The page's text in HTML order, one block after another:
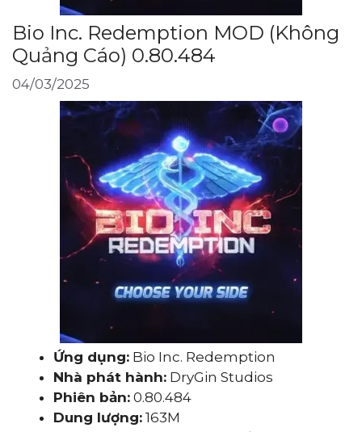
Bio Inc. Redemption MOD (Không
Quảng Cáo) 0.80.484
04/03/2025
Ứng dụng: Bio Inc. Redemption
Nhà phát hành: DryGin Studios
Phiên bản: 0.80.484
Dung lượng: 163M